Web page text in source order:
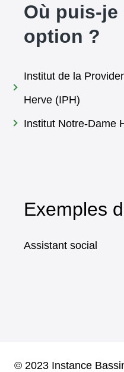
Où puis-
option ?
Institut de la
Herve (IPH)
Institut Notre-Dame
Exemples
Assistant social
© 2023 Instance